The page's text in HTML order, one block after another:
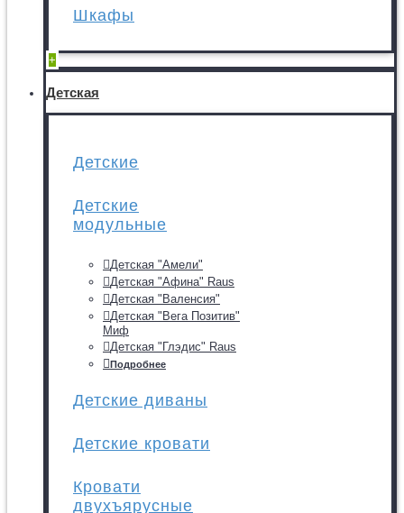
Шкафы
+
Детская
Детские
Детские
модульные
Детская "Амели"
Детская "Афина" Raus
Детская "Валенсия"
Детская "Вега Позитив"
Миф
Детская "Глэдис" Raus
Подробнее
Детские диваны
Детские кровати
Кровати
двухъярусные